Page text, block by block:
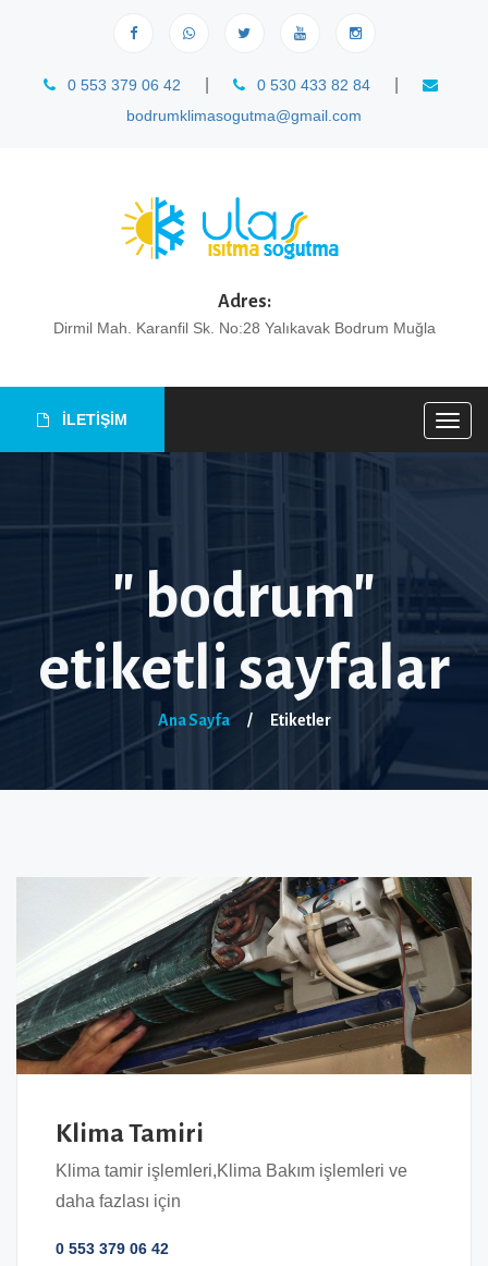
0 553 379 06 42 0 530 433 82 84
bodrumklimasogutma@gmail.com
Adres:
Dirmil Mah. Karanfil Sk. No:28 Yalıkavak Bodrum Muğla
İLETİŞİM
" bodrum"
etiketli sayfalar
Ana Sayfa / Etiketler
Klima Tamiri
Klima tamir işlemleri,Klima Bakım işlemleri ve
daha fazlası için
0 553 379 06 42